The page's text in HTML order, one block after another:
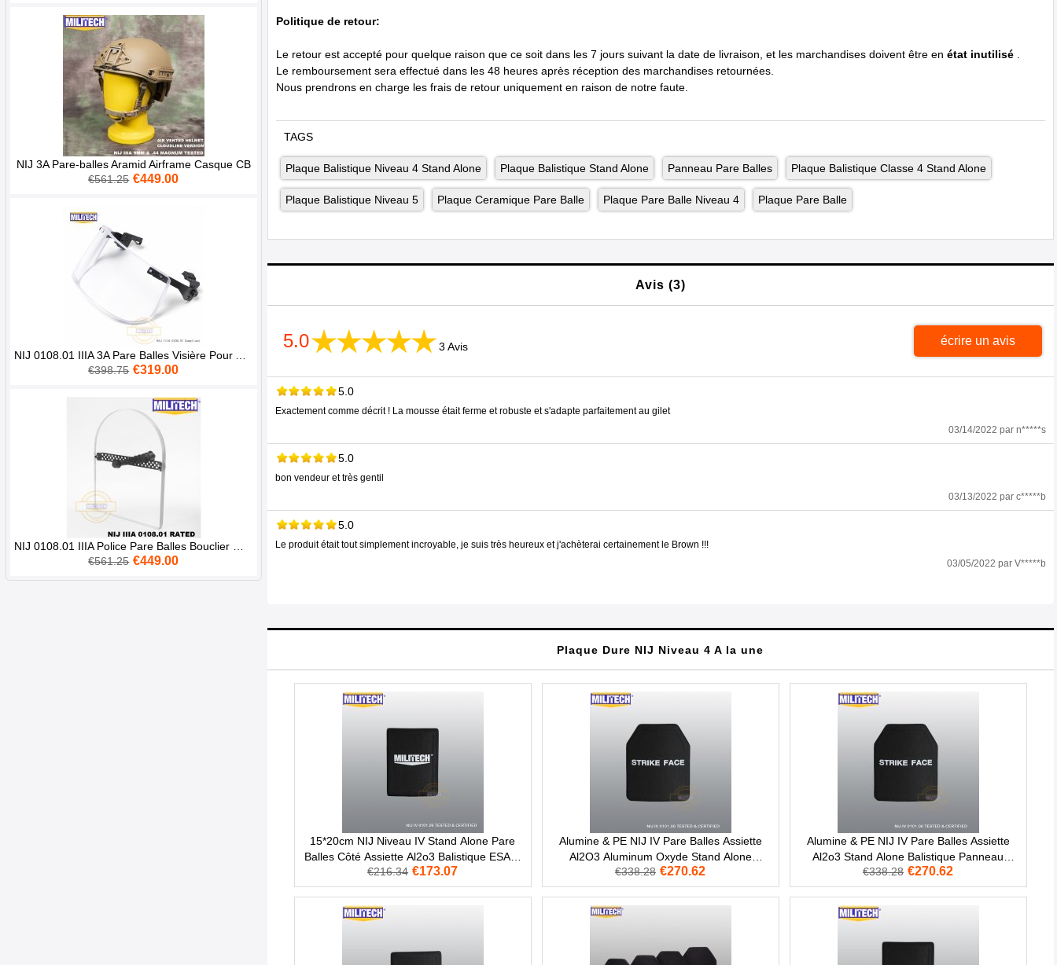
NIJ 3A Pare-balles Aramid Airframe Casque CB
€561.25 €449.00
NIJ 0108.01 IIIA 3A Pare Balles Visière Pour ACH FAST Tactique Casque Balistique Masque
€398.75 €319.00
NIJ 0108.01 IIIA Police Pare Balles Bouclier Main Tenir Balistique
€561.25 €449.00
Politique de retour:
Le retour est accepté pour quelque raison que ce soit dans les 7 jours suivant la date de livraison, et les marchandises doivent être en état inutilisé
Le remboursement sera effectué dans les 48 heures après réception des marchandises retournées.
Nous prendrons en charge les frais de retour uniquement en raison de notre faute.
TAGS
Plaque Balistique Niveau 4 Stand Alone Plaque Balistique Stand Alone Panneau Pare Balles Plaque Balistique Classe 4 Stand Alone
Plaque Balistique Niveau 5 Plaque Ceramique Pare Balle Plaque Pare Balle Niveau 4 Plaque Pare Balle
Avis (3)
5.0 3 Avis écrire un avis
5.0
Exactement comme décrit ! La mousse était ferme et robuste et s'adapte parfaitement au gilet
03/14/2022 par n*****s
5.0
bon vendeur et très gentil
03/13/2022 par c*****b
5.0
Le produit était tout simplement incroyable, je suis très heureux et j'achèterai certainement le Brown !!!
03/05/2022 par V*****b
Plaque Dure NIJ Niveau 4 A la une
15*20cm NIJ Niveau IV Stand Alone Pare
Balles Côté Assiette Al2o3 Balistique ESAPI
Panneau
€216.34 €173.07
Alumine & PE NIJ IV Pare Balles Assiette
Al2O3 Aluminum Oxyde Stand Alone
Balistique Panneau
€338.28 €270.62
Alumine & PE NIJ IV Pare Balles Assiette
Al2o3 Stand Alone Balistique Panneau
Niveau 4
€338.28 €270.62